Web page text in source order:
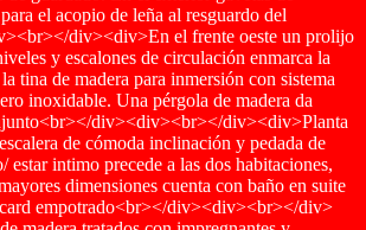
el acopio de leña al resguardo del
div><div>En el frente oeste un prolijo
y escalones de circulación enmarca la
tina de madera para inmersión con sistema
inoxidable. Una pérgola de madera da
div><div><br></div><div>Planta
de cómoda inclinación y pedada de
estar intimo precede a las dos habitaciones,
dimensiones cuenta con baño en suite
empotrado<br></div><div><br></div>